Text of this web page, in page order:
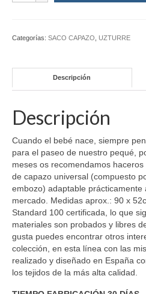
Categorías: SACO CAPAZO UZTURRE
Descripción
Descripción
Cuando el bebé nace, siempre
para el paseo de nuestro pequé,
meses os recomendamos
de capazo universal (compuesto
embozo) adaptable
mercado. Medidas aprox.: 90 x
Standard 100 certificada, lo que
materiales son probados y libres
gusta puedes encontrar otros
colección, en esta línea con las
realizado y diseñado en España
los tejidos de la más alta calidad.